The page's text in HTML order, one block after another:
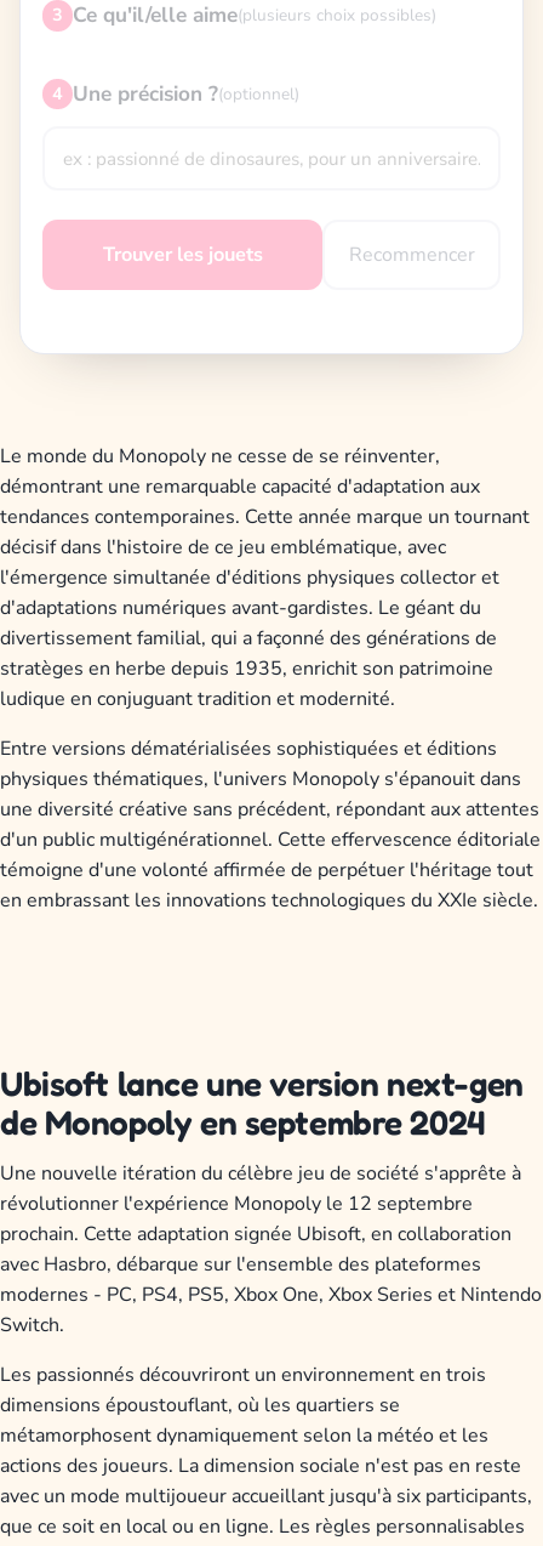
3 Ce qu'il/elle aime(plusieurs choix possibles)
4 Une précision ?(optionnel)
Trouver les jouets Recommencer
Le monde du Monopoly ne cesse de se réinventer,
démontrant une remarquable capacité d'adaptation aux
tendances contemporaines. Cette année marque un tournant
décisif dans l'histoire de ce jeu emblématique, avec
l'émergence simultanée d'éditions physiques collector et
d'adaptations numériques avant-gardistes. Le géant du
divertissement familial, qui a façonné des générations de
stratèges en herbe depuis 1935, enrichit son patrimoine
ludique en conjuguant tradition et modernité.
Entre versions dématérialisées sophistiquées et éditions
physiques thématiques, l'univers Monopoly s'épanouit dans
une diversité créative sans précédent, répondant aux attentes
d'un public multigénérationnel. Cette effervescence éditoriale
témoigne d'une volonté affirmée de perpétuer l'héritage tout
en embrassant les innovations technologiques du XXIe siècle.
Ubisoft lance une version next-gen
de Monopoly en septembre 2024
Une nouvelle itération du célèbre jeu de société s'apprête à
révolutionner l'expérience Monopoly le 12 septembre
prochain. Cette adaptation signée Ubisoft, en collaboration
avec Hasbro, débarque sur l'ensemble des plateformes
modernes - PC, PS4, PS5, Xbox One, Xbox Series et Nintendo
Switch.
Les passionnés découvriront un environnement en trois
dimensions époustouflant, où les quartiers se
métamorphosent dynamiquement selon la météo et les
actions des joueurs. La dimension sociale n'est pas en reste
avec un mode multijoueur accueillant jusqu'à six participants,
que ce soit en local ou en ligne. Les règles personnalisables